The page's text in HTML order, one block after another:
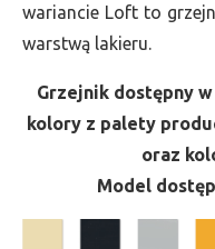
wariancie Loft to
warstwą lakieru.
Grzejnik dostępny
kolory z palety
oraz
Model